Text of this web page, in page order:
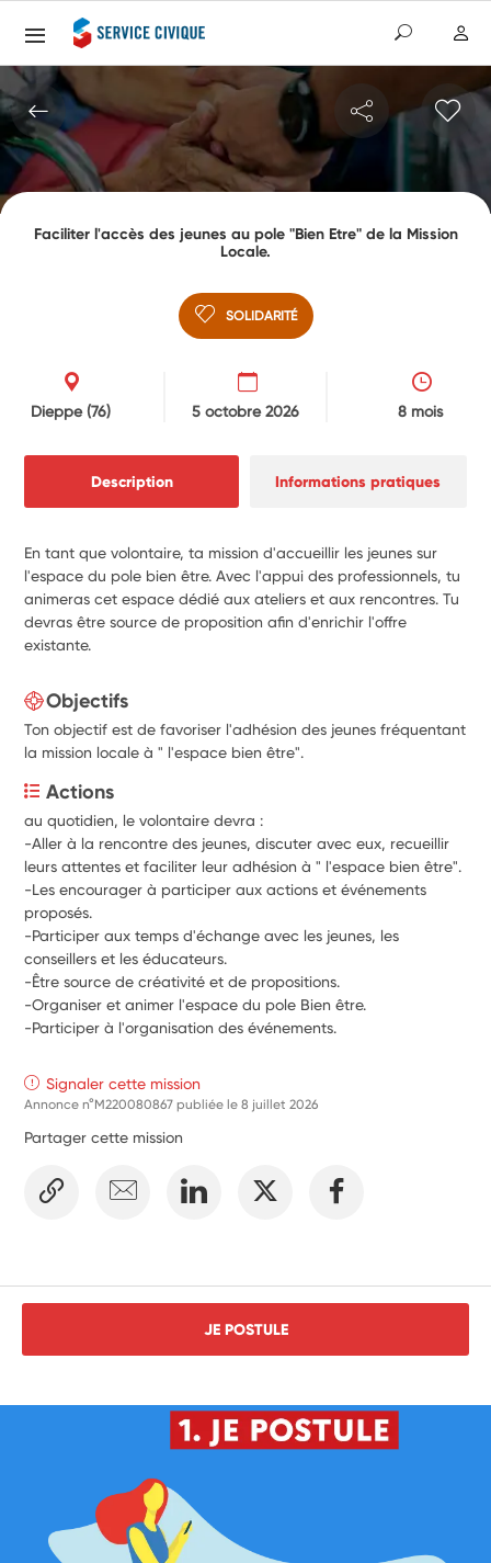
Faciliter l'accès des jeunes au pole "Bien Etre" de la Mission
Locale.
SOLIDARITÉ
Dieppe(76) 5 octobre 2026 8 mois
Description Informations pratiques
En tant que volontaire, ta mission d'accueillir les jeunes sur
l'espace du pole bien être. Avec l'appui des professionnels, tu
animeras cet espace dédié aux ateliers et aux rencontres. Tu
devras être source de proposition afin d'enrichir l'offre
existante.
Objectifs
Ton objectif est de favoriser l'adhésion des jeunes fréquentant
la mission locale à " l'espace bien être".
Actions
au quotidien, le volontaire devra :
-Aller à la rencontre des jeunes, discuter avec eux, recueillir
leurs attentes et faciliter leur adhésion à " l'espace bien être".
-Les encourager à participer aux actions et événements
proposés.
-Participer aux temps d'échange avec les jeunes, les
conseillers et les éducateurs.
-Être source de créativité et de propositions.
-Organiser et animer l'espace du pole Bien être.
-Participer à l'organisation des événements.
Signaler cette mission
Annonce n°M220080867 publiée le8 juillet 2026
Partager cette mission
JE POSTULE